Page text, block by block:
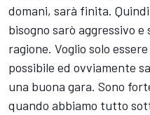
domani, sarà finita.
bisogno sarò aggressivo
ragione. Voglio solo
possibile ed ovviamente
una buona gara. Sono
quando abbiamo tutto